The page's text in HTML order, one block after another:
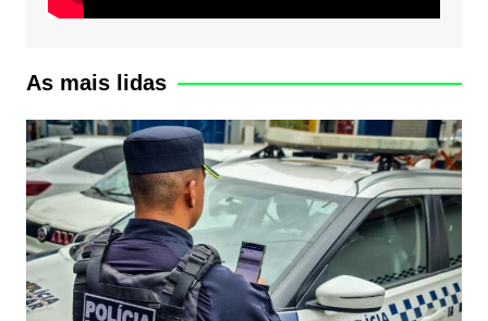
As mais lidas